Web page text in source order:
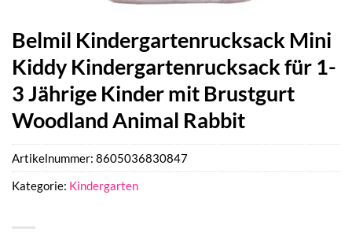
Belmil Kindergartenrucksack Mini
Kiddy Kindergartenrucksack für 1-
3 Jährige Kinder mit Brustgurt
Woodland Animal Rabbit
Artikelnummer: 8605036830847
Kategorie: Kindergarten